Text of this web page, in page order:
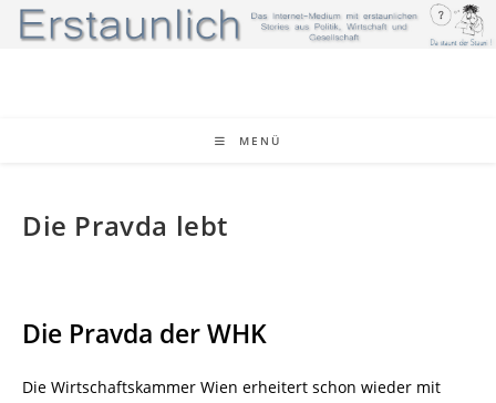
Zum
Inhalt
MENÜ
Die Pravda lebt
Die Pravda der WHK
Die Wirtschaftskammer Wien erheitert schon wieder mit